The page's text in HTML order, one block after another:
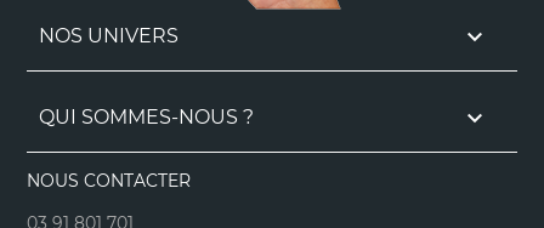
NOS UNIVERS 
QUI SOMMES-NOUS ? 
NOUS CONTACTER